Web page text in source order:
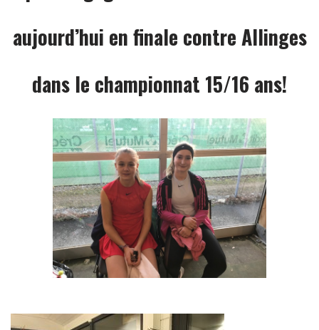
aujourd’hui en finale contre Allinges
dans le championnat 15/16 ans!